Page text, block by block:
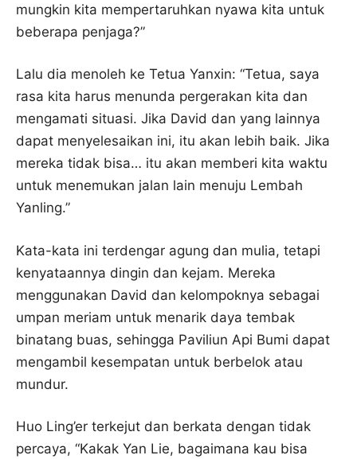
mungkin kita mempertaruhkan nyawa kita untuk
beberapa penjaga?”
Lalu dia menoleh ke Tetua Yanxin: “Tetua, saya
rasa kita harus menunda pergerakan kita dan
mengamati situasi. Jika David dan yang lainnya
dapat menyelesaikan ini, itu akan lebih baik. Jika
mereka tidak bisa… itu akan memberi kita waktu
untuk menemukan jalan lain menuju Lembah
Yanling.”
Kata-kata ini terdengar agung dan mulia, tetapi
kenyataannya dingin dan kejam. Mereka
menggunakan David dan kelompoknya sebagai
umpan meriam untuk menarik daya tembak
binatang buas, sehingga Paviliun Api Bumi dapat
mengambil kesempatan untuk berbelok atau
mundur.
Huo Ling’er terkejut dan berkata dengan tidak
percaya, “Kakak Yan Lie, bagaimana kau bisa